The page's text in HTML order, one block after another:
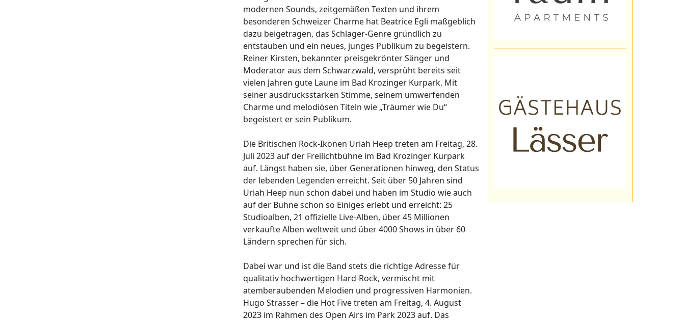
modernen Sounds, zeitgemäßen Texten und ihrem
besonderen Schweizer Charme hat Beatrice Egli maßgeblich
dazu beigetragen, das Schlager-Genre gründlich zu
entstauben und ein neues, junges Publikum zu begeistern.
Reiner Kirsten, bekannter preisgekrönter Sänger und
Moderator aus dem Schwarzwald, versprüht bereits seit
vielen Jahren gute Laune im Bad Krozinger Kurpark. Mit
seiner ausdrucksstarken Stimme, seinem umwerfenden
Charme und melodiösen Titeln wie „Träumer wie Du“
begeistert er sein Publikum.
Die Britischen Rock-Ikonen Uriah Heep treten am Freitag, 28.
Juli 2023 auf der Freilichtbühne im Bad Krozinger Kurpark
auf. Längst haben sie, über Generationen hinweg, den Status
der lebenden Legenden erreicht. Seit über 50 Jahren sind
Uriah Heep nun schon dabei und haben im Studio wie auch
auf der Bühne schon so Einiges erlebt und erreicht: 25
Studioalben, 21 offizielle Live-Alben, über 45 Millionen
verkaufte Alben weltweit und über 4000 Shows in über 60
Ländern sprechen für sich.
Dabei war und ist die Band stets die richtige Adresse für
qualitativ hochwertigen Hard-Rock, vermischt mit
atemberaubenden Melodien und progressiven Harmonien.
Hugo Strasser – die Hot Five treten am Freitag, 4. August
2023 im Rahmen des Open Airs im Park 2023 auf. Das